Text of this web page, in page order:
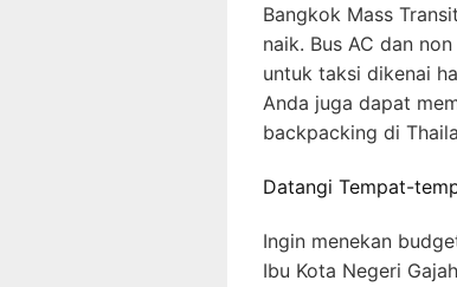
Bangkok Mass
naik. Bus AC dan
untuk taksi dikenai
Anda juga dapat
backpacking di
Datangi Tempat-
Ingin menekan
Ibu Kota Negeri